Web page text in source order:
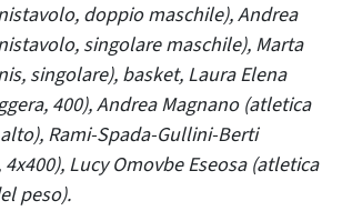
doppio maschile), Andrea
singolare maschile), Marta
singolare), basket, Laura Elena
400), Andrea Magnano (atletica
Rami-Spada-Gullini-Berti
Lucy Omovbe Eseosa (atletica
peso).